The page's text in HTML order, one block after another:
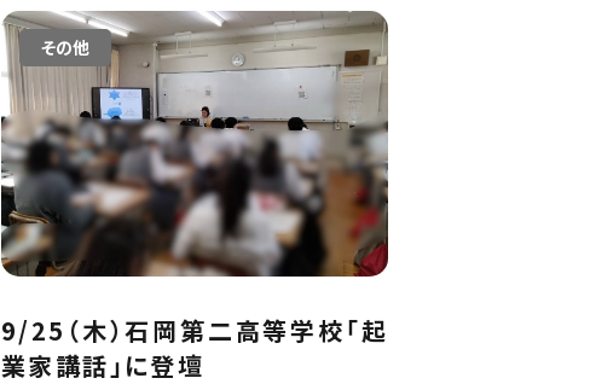
その他
9/25（木）石岡第二高等学校「起
業家講話」に登壇